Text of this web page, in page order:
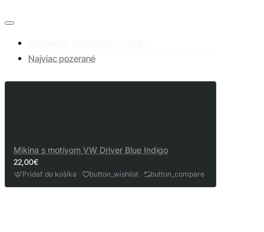
Najviac pozerané
Mikina s motívom VW Driver Blue Indigo
22,00€
Pridať do košíka button_wishlist button_compare